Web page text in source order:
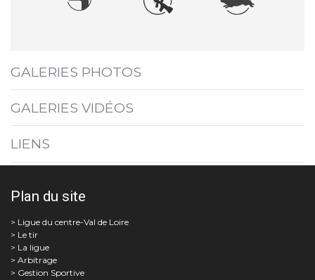
GALERIES PHOTOS
GALERIES VIDÉOS
LIENS
Plan du site
Le tir
La ligue
Arbitrage
Gestion Sportive